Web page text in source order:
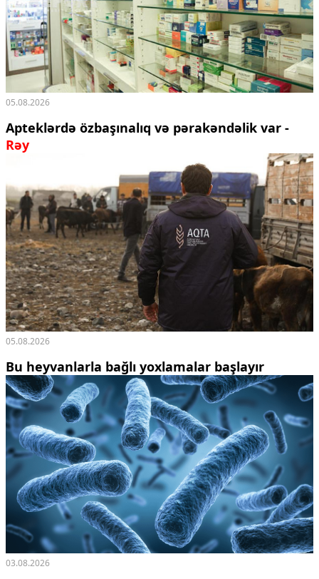
05.08.2026
Apteklərdə özbaşınalıq və pərakəndəlik var -
Rəy
05.08.2026
Bu heyvanlarla bağlı yoxlamalar başlayır
03.08.2026